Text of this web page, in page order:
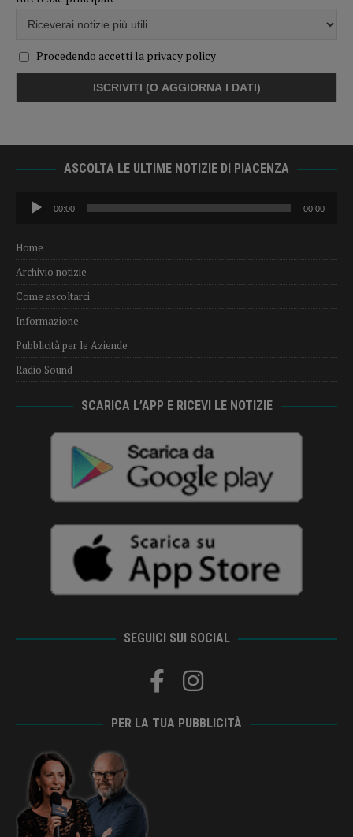
Procedendo accetti la privacy policy
ASCOLTA LE ULTIME NOTIZIE DI PIACENZA
Audio
Player
00:00 00:00
Home
Archivio notizie
Come ascoltarci
Informazione
Pubblicità per le Aziende
Radio Sound
SCARICA L’APP E RICEVI LE NOTIZIE
SEGUICI SUI SOCIAL
PER LA TUA PUBBLICITÀ